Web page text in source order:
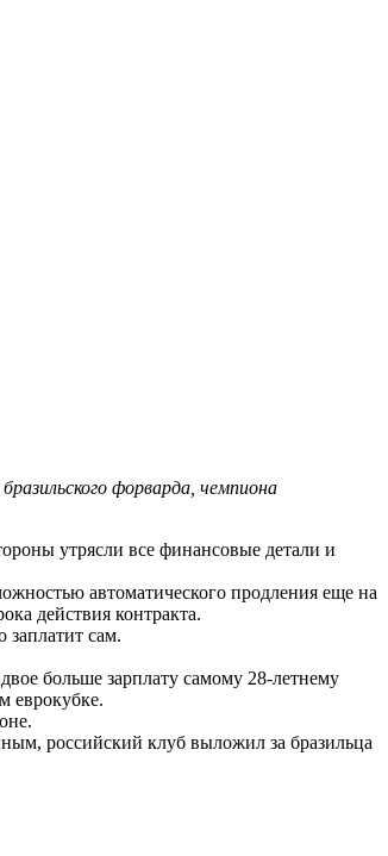
форварда, чемпиона
утрясли все финансовые детали и
автоматического продления еще на
действия контракта.
сам.
больше зарплату самому 28-летнему
еврокубке.
российский клуб выложил за бразильца